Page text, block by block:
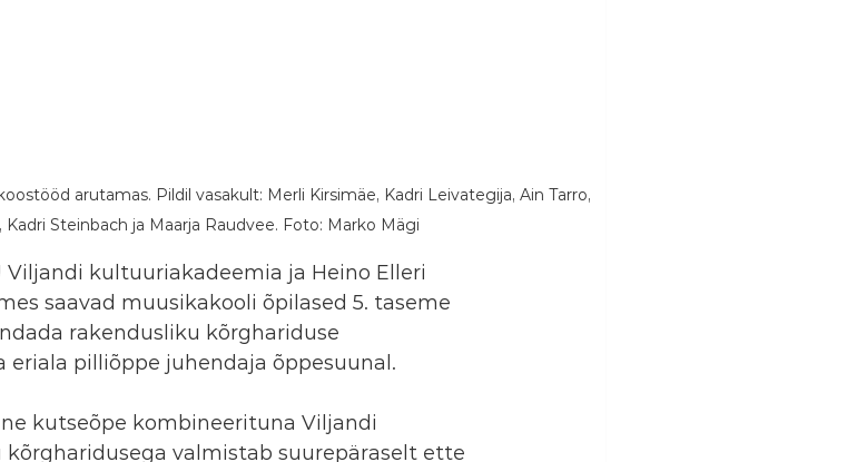
arutamas. Pildil vasakult: Merli Kirsimäe, Kadri Leivategija, Ain Tarro,
Steinbach ja Maarja Raudvee. Foto: Marko Mägi
Viljandi kultuuriakadeemia ja Heino Elleri
saavad muusikakooli õpilased 5. taseme
rakendusliku kõrghariduse
pilliõppe juhendaja õppesuunal.
kutseõpe kombineerituna Viljandi
valmistab suurepäraselt ette